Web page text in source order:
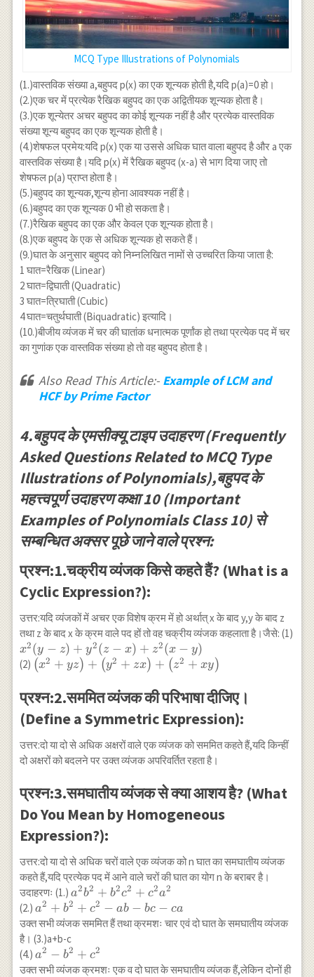
MCQ Type Illustrations of Polynomials
(1.)वास्तविक संख्या a,बहुपद p(x) का एक शून्यक होती है,यदि p(a)=0 हो।
(2.)एक चर में प्रत्येक रैखिक बहुपद का एक अद्वितीयक शून्यक होता है।
(3.)एक शून्येतर अचर बहुपद का कोई शून्यक नहीं है और प्रत्येक वास्तविक
संख्या शून्य बहुपद का एक शून्यक होती है।
(4.)शेषफल प्रमेय:यदि p(x) एक या उससे अधिक घात वाला बहुपद है और a एक
वास्तविक संख्या है।यदि p(x) में रैखिक बहुपद (x-a) से भाग दिया जाए तो
शेषफल p(a) प्राप्त होता है।
(5.)बहुपद का शून्यक,शून्य होना आवश्यक नहीं है।
(6.)बहुपद का एक शून्यक 0 भी हो सकता है।
(7.)रैखिक बहुपद का एक और केवल एक शून्यक होता है।
(8.)एक बहुपद के एक से अधिक शून्यक हो सकते हैं।
(9.)घात के अनुसार बहुपद को निम्नलिखित नामों से उच्चरित किया जाता है:
1 घात=रैखिक (Linear)
2 घात=द्विघाती (Quadratic)
3 घात=त्रिघाती (Cubic)
4 घात=चतुर्थघाती (Biquadratic) इत्यादि।
(10.)बीजीय व्यंजक में चर की घातांक धनात्मक पूर्णांक हो तथा प्रत्येक पद में चर
का गुणांक एक वास्तविक संख्या हो तो वह बहुपद होता है।
Also Read This Article:- Example of LCM and
HCF by Prime Factor
4.बहुपद के एमसीक्यू टाइप उदाहरण (Frequently
Asked Questions Related to MCQ Type
Illustrations of Polynomials),बहुपद के
महत्त्वपूर्ण उदाहरण कक्षा 10 (Important
Examples of Polynomials Class 10) से
सम्बन्धित अक्सर पूछे जाने वाले प्रश्न:
प्रश्न:1.चक्रीय व्यंजक किसे कहते हैं? (What is a
Cyclic Expression?):
उत्तर:यदि व्यंजकों में अचर एक विशेष क्रम में हो अर्थात् x के बाद y,y के बाद z
तथा z के बाद x के क्रम वाले पद हों तो वह चक्रीय व्यंजक कहलाता है।जैसे: (1)
x2 (y − z) + y2 (z − x) + z2 (x − y)
(2) \left(x^2+y
x\right)+\left(z^2+x
(x2 + yz) + (y2 + zx) + (z2 + xy)
प्रश्न:2.सममित व्यंजक की परिभाषा दीजिए।
(Define a Symmetric Expression):
उत्तर:दो या दो से अधिक अक्षरों वाले एक व्यंजक को सममित कहते हैं,यदि किन्हीं
दो अक्षरों को बदलने पर उक्त व्यंजक अपरिवर्तित रहता है।
प्रश्न:3.समघातीय व्यंजक से क्या आशय है? (What
Do You Mean by Homogeneous
Expression?):
उत्तर:दो या दो से अधिक चरों वाले एक व्यंजक को n घात का समघातीय व्यंजक
कहते हैं,यदि प्रत्येक पद में आने वाले चरों की घात का योग n के बराबर है।
उदाहरणः (1.) a^2
b^2+b^2
c^2+c^2
a^2
a2b2 + b2c2 + c2a2
(2.) a^2+b^2+c^2-
a b-b c-c a
a2 + b2 + c2 − ab − bc − ca
उक्त सभी व्यंजक सममित हैं तथा क्रमशः चार एवं दो घात के समघातीय व्यंजक
है। (3.)a+b-c
(4.) a^2-
b^2+c^2
a2 − b2 + c2
उक्त सभी व्यंजक क्रमशः एक व दो घात के समघातीय व्यंजक हैं,लेकिन दोनों ही